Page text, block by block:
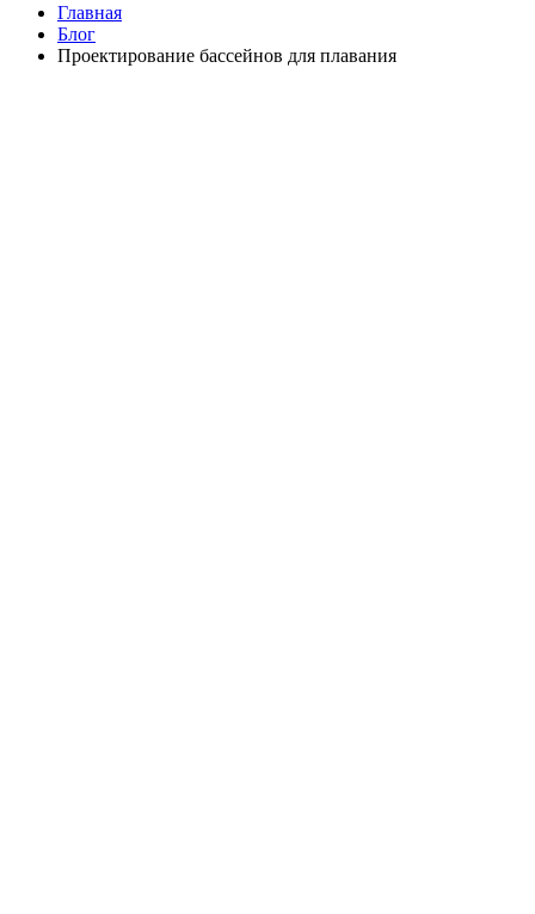
Главная
Блог
Проектирование бассейнов для плавания